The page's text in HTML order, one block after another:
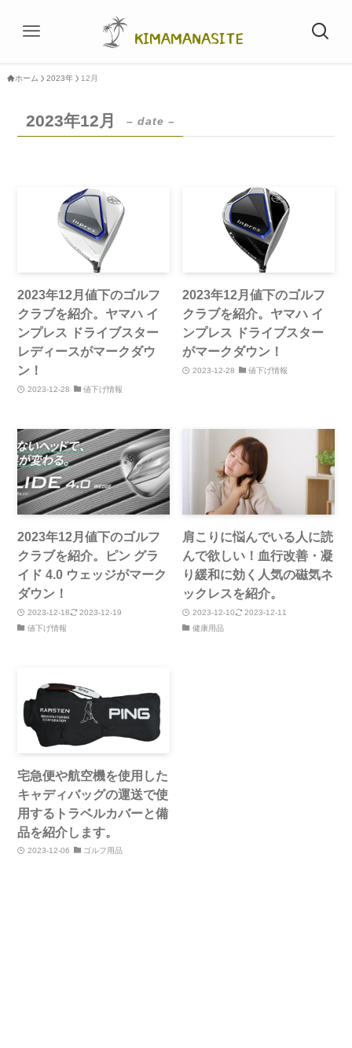
ホーム 2023年 12月
2023年12月 – date –
2023年12月値下のゴルフ
クラブを紹介。ヤマハ イ
ンプレス ドライブスター
レディースがマークダウ
ン！
2023-12-28 値下げ情報
2023年12月値下のゴルフ
クラブを紹介。ヤマハ イ
ンプレス ドライブスター
がマークダウン！
2023-12-28 値下げ情報
2023年12月値下のゴルフ
クラブを紹介。ピン グラ
イド 4.0 ウェッジがマーク
ダウン！
2023-12-18
2023-12-19
値下げ情報
肩こりに悩んでいる人に読
んで欲しい！血行改善・凝
り緩和に効く人気の磁気ネ
ックレスを紹介。
2023-12-10
2023-12-11
健康用品
宅急便や航空機を使用した
キャディバッグの運送で使
用するトラベルカバーと備
品を紹介します。
2023-12-06 ゴルフ用品